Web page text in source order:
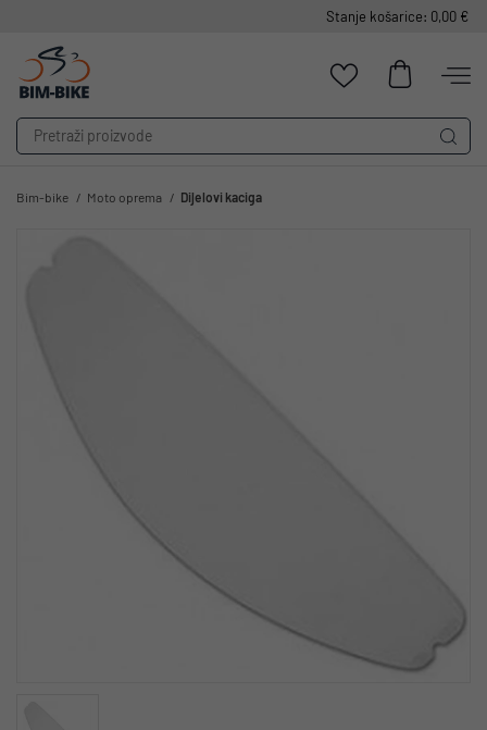
Stanje košarice: 0,00 €
Bim-bike Moto oprema Dijelovi kaciga